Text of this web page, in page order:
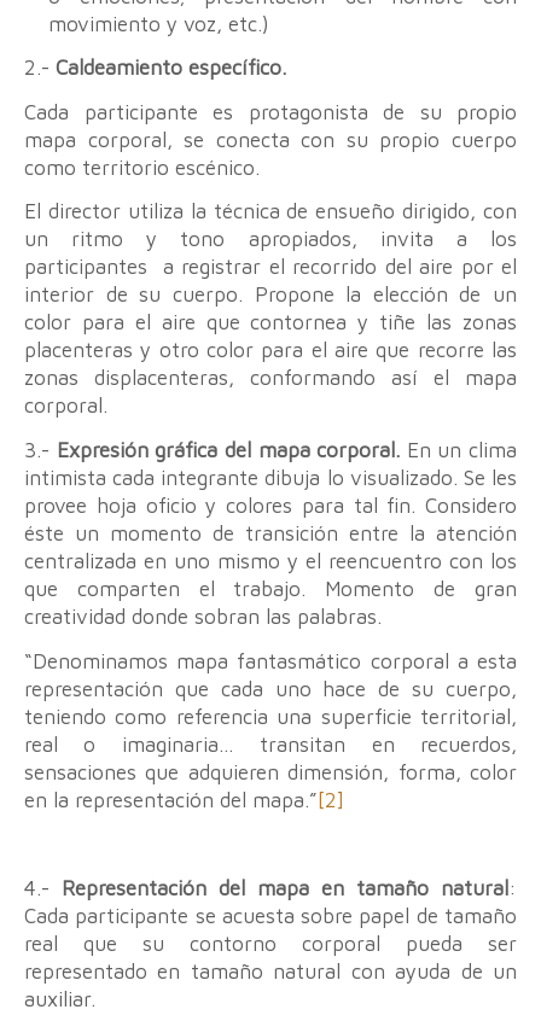
movimiento y voz, etc.)
2.- Caldeamiento específico.
Cada participante es protagonista de su propio
mapa corporal, se conecta con su propio cuerpo
como territorio escénico.
El director utiliza la técnica de ensueño dirigido, con
un ritmo y tono apropiados, invita a los
participantes a registrar el recorrido del aire por el
interior de su cuerpo. Propone la elección de un
color para el aire que contornea y tiñe las zonas
placenteras y otro color para el aire que recorre las
zonas displacenteras, conformando así el mapa
corporal.
3.- Expresión gráfica del mapa corporal. En un clima
intimista cada integrante dibuja lo visualizado. Se les
provee hoja oficio y colores para tal fin. Considero
éste un momento de transición entre la atención
centralizada en uno mismo y el reencuentro con los
que comparten el trabajo. Momento de gran
creatividad donde sobran las palabras.
“Denominamos mapa fantasmático corporal a esta
representación que cada uno hace de su cuerpo,
teniendo como referencia una superficie territorial,
real o imaginaria… transitan en recuerdos,
sensaciones que adquieren dimensión, forma, color
en la representación del mapa.”[2]
4.- Representación del mapa en tamaño natural:
Cada participante se acuesta sobre papel de tamaño
real que su contorno corporal pueda ser
representado en tamaño natural con ayuda de un
auxiliar.